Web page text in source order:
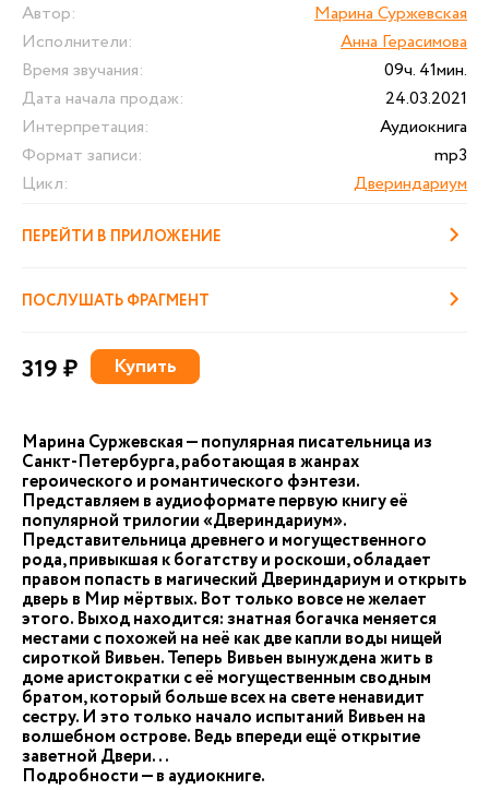
Автор:
Марина Суржевская
Исполнители:
Анна Герасимова
Время звучания:
09ч. 41мин.
Дата начала продаж:
24.03.2021
Интерпретация:
Аудиокнига
Формат записи:
mp3
Цикл:
Двериндариум
ПЕРЕЙТИ В ПРИЛОЖЕНИЕ
ПОСЛУШАТЬ ФРАГМЕНТ
319 ₽ Купить
Марина Суржевская — популярная писательница из
Санкт-Петербурга, работающая в жанрах
героического и романтического фэнтези.
Представляем в аудиоформате первую книгу её
популярной трилогии «Двериндариум».
Представительница древнего и могущественного
рода, привыкшая к богатству и роскоши, обладает
правом попасть в магический Двериндариум и открыть
дверь в Мир мёртвых. Вот только вовсе не желает
этого. Выход находится: знатная богачка меняется
местами с похожей на неё как две капли воды нищей
сироткой Вивьен. Теперь Вивьен вынуждена жить в
доме аристократки с её могущественным сводным
братом, который больше всех на свете ненавидит
сестру. И это только начало испытаний Вивьен на
волшебном острове. Ведь впереди ещё открытие
заветной Двери...
Подробности — в аудиокниге.